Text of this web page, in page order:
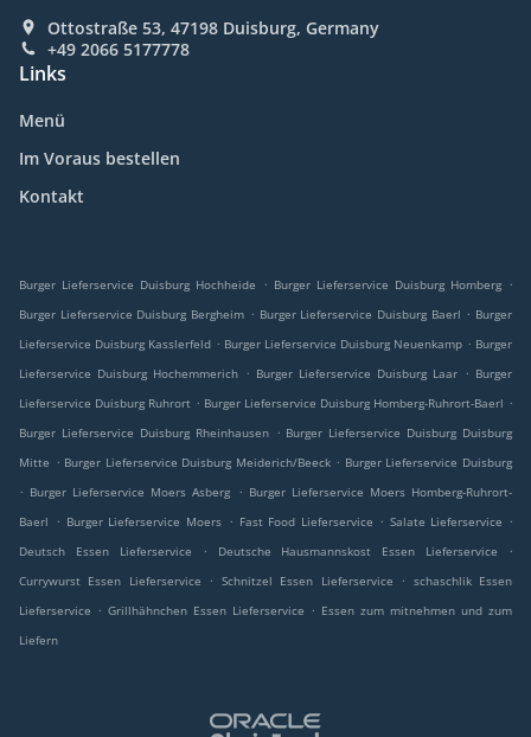
Ottostraße 53, 47198 Duisburg, Germany
+49 2066 5177778
Links
Menü
Im Voraus bestellen
Kontakt
Burger Lieferservice Duisburg Hochheide . Burger Lieferservice Duisburg Homberg .
Burger Lieferservice Duisburg Bergheim . Burger Lieferservice Duisburg Baerl . Burger
Lieferservice Duisburg Kasslerfeld . Burger Lieferservice Duisburg Neuenkamp . Burger
Lieferservice Duisburg Hochemmerich . Burger Lieferservice Duisburg Laar . Burger
Lieferservice Duisburg Ruhrort . Burger Lieferservice Duisburg Homberg-Ruhrort-Baerl .
Burger Lieferservice Duisburg Rheinhausen . Burger Lieferservice Duisburg Duisburg
Mitte . Burger Lieferservice Duisburg Meiderich/Beeck . Burger Lieferservice Duisburg
. Burger Lieferservice Moers Asberg . Burger Lieferservice Moers Homberg-Ruhrort-
Baerl
. Burger Lieferservice Moers . Fast Food Lieferservice . Salate Lieferservice .
Deutsch Essen Lieferservice
. Deutsche Hausmannskost Essen Lieferservice
.
Currywurst Essen Lieferservice
. Schnitzel Essen Lieferservice . schaschlik Essen
Lieferservice . Grillhähnchen Essen Lieferservice . Essen zum mitnehmen und zum
Liefern